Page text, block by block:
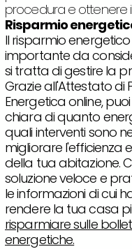
procedura e ottenere il
Risparmio
Il risparmio
importante da
si tratta di gestire la
Grazie all'Attestato di
Energetica online,
chiara di quanto
quali interventi sono
migliorare l'efficienza
della tua abitazione.
soluzione veloce e
le informazioni di cui
rendere la tua casa
risparmiare sulle
energetiche.